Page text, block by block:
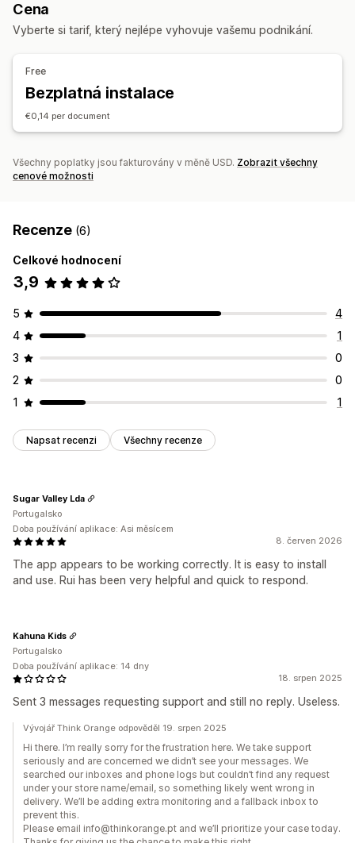
Cena
Vyberte si tarif, který nejlépe vyhovuje vašemu podnikání.
Free
Bezplatná instalace
€0,14 per document
Všechny poplatky jsou fakturovány v měně USD. Zobrazit všechny
cenové možnosti
Recenze (6)
Celkové hodnocení
3,9
5
4
4
1
3
0
2
0
1
1
Napsat recenzi Všechny recenze
8. červen 2026
The app appears to be working correctly. It is easy to install
and use. Rui has been very helpful and quick to respond.
Sugar Valley Lda
Portugalsko
Doba používání aplikace: Asi měsícem
18. srpen 2025
Sent 3 messages requesting support and still no reply. Useless.
Kahuna Kids
Portugalsko
Doba používání aplikace: 14 dny
Vývojář Think Orange odpověděl 19. srpen 2025
Hi there. I’m really sorry for the frustration here. We take support
seriously and are concerned we didn’t see your messages. We
searched our inboxes and phone logs but couldn’t find any request
under your store name/email, so something likely went wrong in
delivery. We’ll be adding extra monitoring and a fallback inbox to
prevent this.
Please email info@thinkorange.pt and we’ll prioritize your case today.